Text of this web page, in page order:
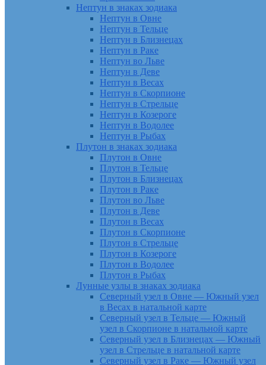
Нептун в знаках зодиака
Нептун в Овне
Нептун в Тельце
Нептун в Близнецах
Нептун в Раке
Нептун во Льве
Нептун в Деве
Нептун в Весах
Нептун в Скорпионе
Нептун в Стрельце
Нептун в Козероге
Нептун в Водолее
Нептун в Рыбах
Плутон в знаках зодиака
Плутон в Овне
Плутон в Тельце
Плутон в Близнецах
Плутон в Раке
Плутон во Льве
Плутон в Деве
Плутон в Весах
Плутон в Скорпионе
Плутон в Стрельце
Плутон в Козероге
Плутон в Водолее
Плутон в Рыбах
Лунные узлы в знаках зодиака
Северный узел в Овне — Южный узел
в Весах в натальной карте
Северный узел в Тельце — Южный
узел в Скорпионе в натальной карте
Северный узел в Близнецах — Южный
узел в Стрельце в натальной карте
Северный узел в Раке — Южный узел